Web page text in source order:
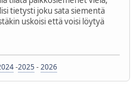
tietysti joku sata siementä
uskoisi että voisi löytyä
-2025 -2026